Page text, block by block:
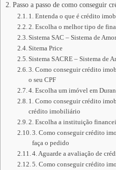
Passo a passo de como conseguir
1. Entenda o que é crédito
2. Escolha o melhor tipo de
Sistema SAC – Sistema de
Sitema Price
Sistema SACRE – Sistema de
3. Como conseguir crédito
o seu CPF
4. Escolha um imóvel em
1. Como conseguir crédito
crédito imobiliário
2. Escolha a instituição
3. Como conseguir crédito
faça o pedido
4. Aguarde a avaliação de
5. Como conseguir crédito